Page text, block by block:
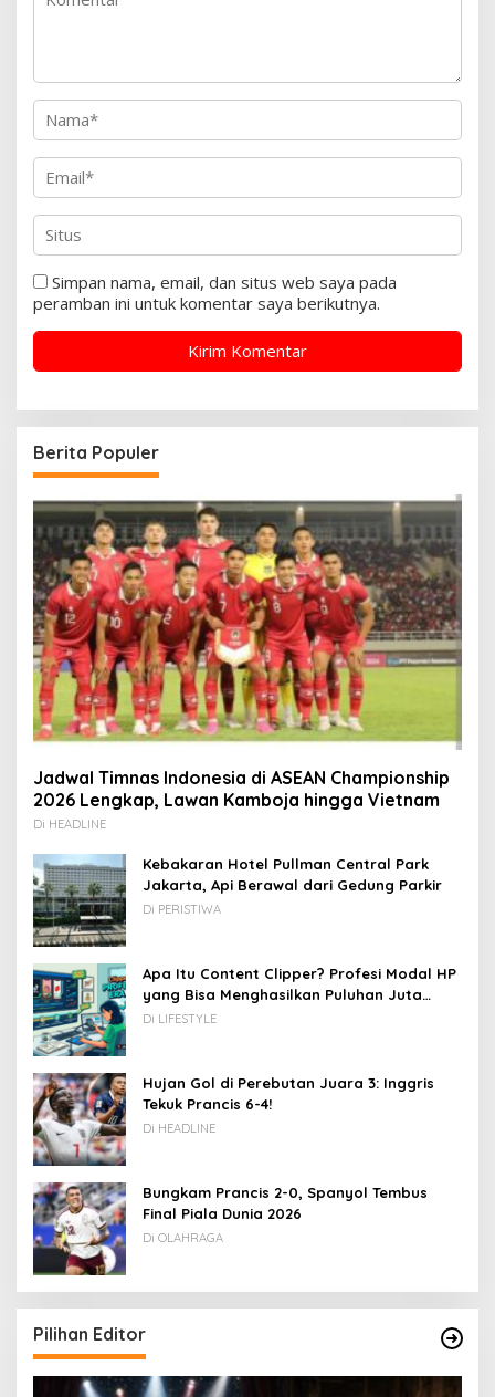
Simpan nama, email, dan situs web saya pada
peramban ini untuk komentar saya berikutnya.
Berita Populer
Jadwal Timnas Indonesia di ASEAN Championship
2026 Lengkap, Lawan Kamboja hingga Vietnam
Di HEADLINE
Kebakaran Hotel Pullman Central Park
Jakarta, Api Berawal dari Gedung Parkir
Di PERISTIWA
Apa Itu Content Clipper? Profesi Modal HP
yang Bisa Menghasilkan Puluhan Juta
Rupiah
Di LIFESTYLE
Hujan Gol di Perebutan Juara 3: Inggris
Tekuk Prancis 6-4!
Di HEADLINE
Bungkam Prancis 2-0, Spanyol Tembus
Final Piala Dunia 2026
Di OLAHRAGA
Pilihan Editor